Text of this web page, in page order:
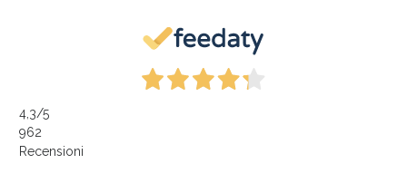
4,3/5
962
Recensioni